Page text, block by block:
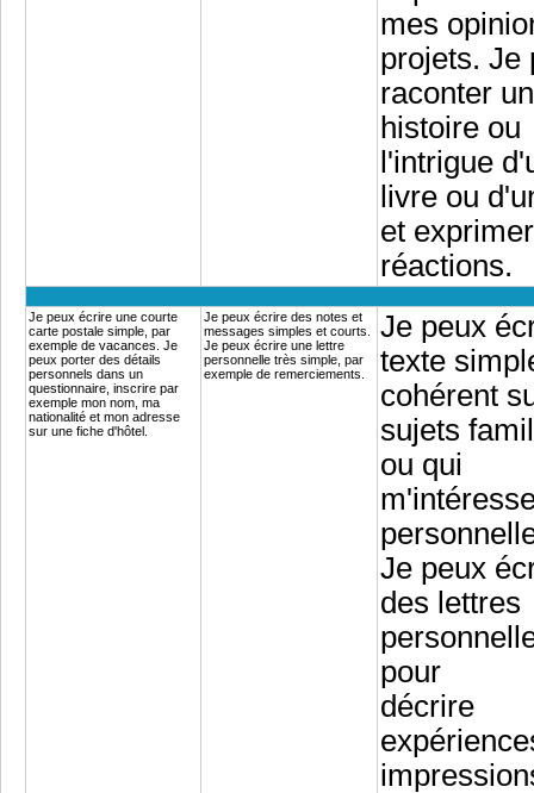
mes
projets. Je
raconter
histoire ou
l'intrigue
livre ou
et
réactions.
Je peux écrire une courte
carte postale simple, par
exemple de vacances. Je
peux porter des détails
personnels dans un
questionnaire, inscrire par
exemple mon nom, ma
nationalité et mon adresse
sur une fiche d'hôtel.
Je peux écrire des notes et
messages simples et courts.
Je peux écrire une lettre
personnelle très simple, par
exemple de remerciements.
Je peux
texte
cohérent
sujets
ou qui
Je peux
des lettres
pour
décrire